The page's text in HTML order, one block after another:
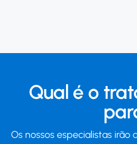
Qual é o
Os nossos especialistas